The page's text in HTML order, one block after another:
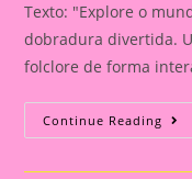
Texto: "Explore o
dobradura divertida.
folclore de forma
Continue Reading
Do